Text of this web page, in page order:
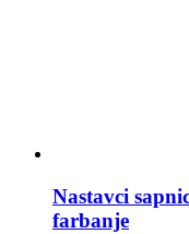
Nastavci
farbanje